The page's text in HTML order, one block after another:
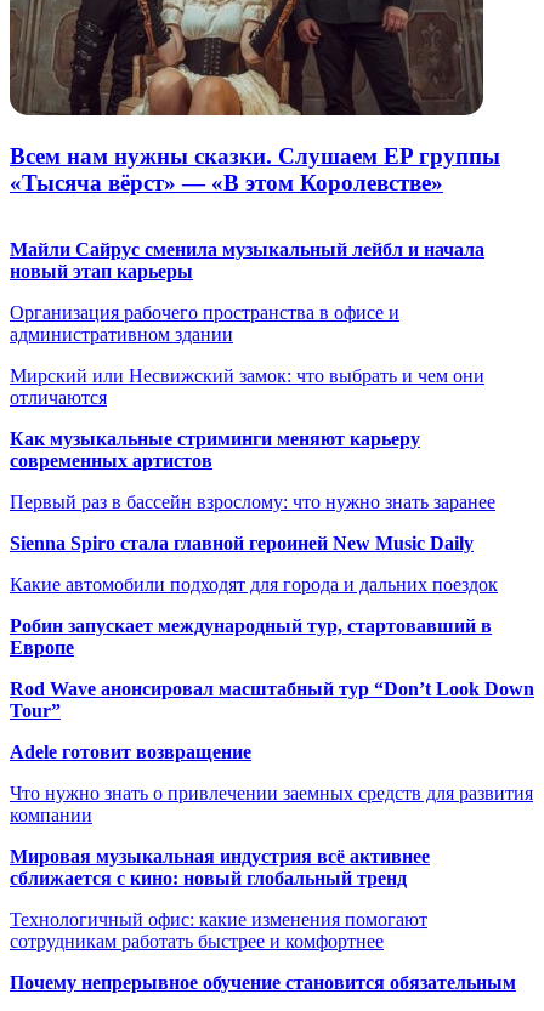
Всем нам нужны сказки. Слушаем EP группы
«Тысяча вёрст» — «В этом Королевстве»
Майли Сайрус сменила музыкальный лейбл и начала
новый этап карьеры
Организация рабочего пространства в офисе и
административном здании
Мирский или Несвижский замок: что выбрать и чем они
отличаются
Как музыкальные стриминги меняют карьеру
современных артистов
Первый раз в бассейн взрослому: что нужно знать заранее
Sienna Spiro стала главной героиней New Music Daily
Какие автомобили подходят для города и дальних поездок
Робин запускает международный тур, стартовавший в
Европе
Rod Wave анонсировал масштабный тур “Don’t Look Down
Tour”
Adele готовит возвращение
Что нужно знать о привлечении заемных средств для развития
компании
Мировая музыкальная индустрия всё активнее
сближается с кино: новый глобальный тренд
Технологичный офис: какие изменения помогают
сотрудникам работать быстрее и комфортнее
Почему непрерывное обучение становится обязательным